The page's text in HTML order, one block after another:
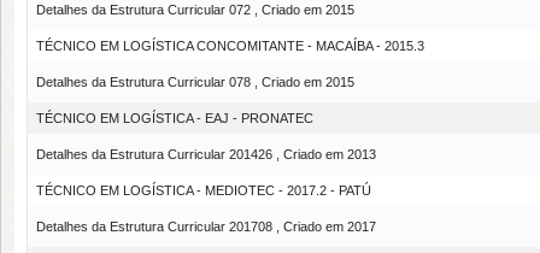
Detalhes da Estrutura Curricular 072 , Criado em 2015
TÉCNICO EM LOGÍSTICA CONCOMITANTE - MACAÍBA - 2015.3
Detalhes da Estrutura Curricular 078 , Criado em 2015
TÉCNICO EM LOGÍSTICA - EAJ - PRONATEC
Detalhes da Estrutura Curricular 201426 , Criado em 2013
TÉCNICO EM LOGÍSTICA - MEDIOTEC - 2017.2 - PATÚ
Detalhes da Estrutura Curricular 201708 , Criado em 2017